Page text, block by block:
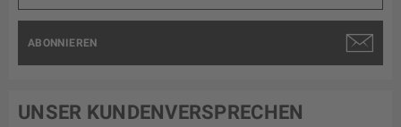
ABONNIEREN
UNSER KUNDENVERSPRECHEN